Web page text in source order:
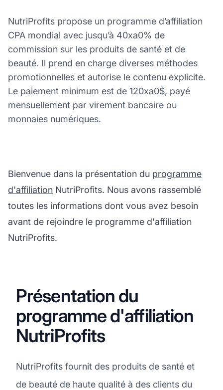
NutriProfits propose un programme d’affiliation
CPA mondial avec jusqu’à 40xa0% de
commission sur les produits de santé et de
beauté. Il prend en charge diverses méthodes
promotionnelles et autorise le contenu explicite.
Le paiement minimum est de 120xa0$, payé
mensuellement par virement bancaire ou
monnaies numériques.
Bienvenue dans la présentation du programme
d'affiliation NutriProfits. Nous avons rassemblé
toutes les informations dont vous avez besoin
avant de rejoindre le programme d'affiliation
NutriProfits.
Présentation du
programme d'affiliation
NutriProfits
NutriProfits fournit des produits de santé et
de beauté de haute qualité à des clients du